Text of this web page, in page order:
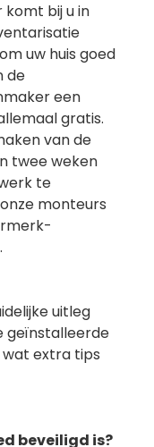
komt bij u in
uw huis goed
de
een
gratis.
van de
twee weken
te
monteurs
uitleg
geïnstalleerde
extra tips
beveiligd is?